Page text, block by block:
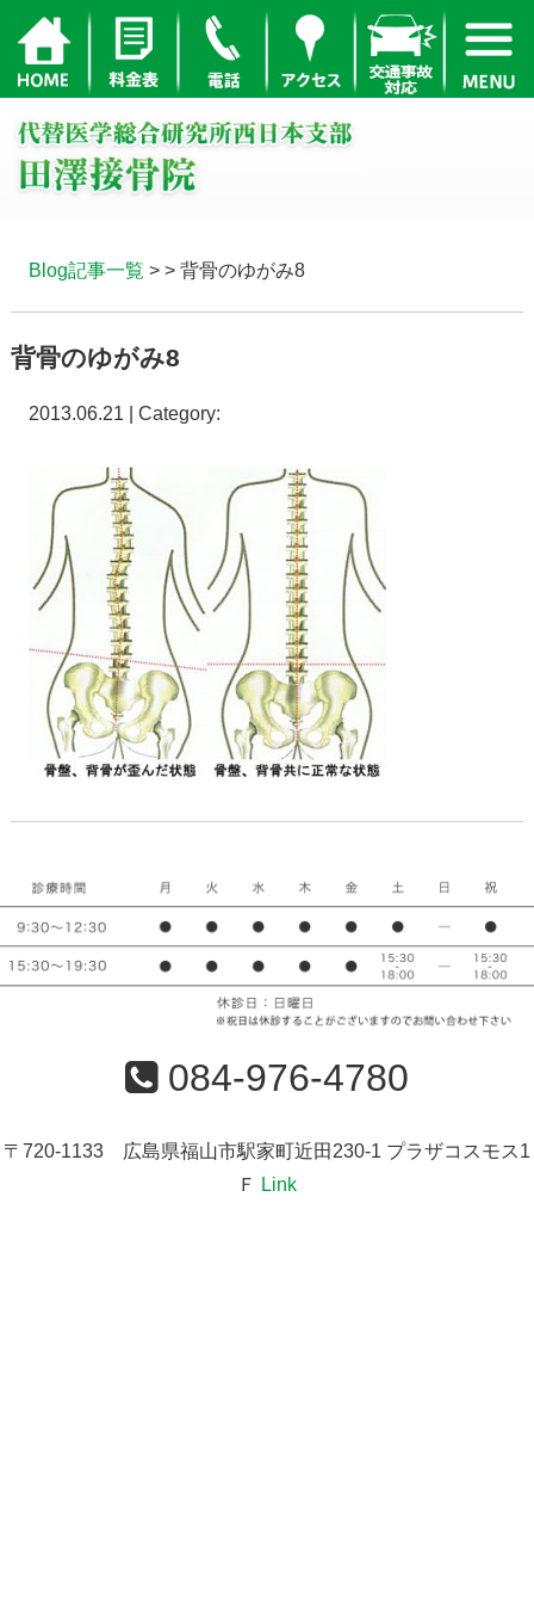
Blog記事一覧 > > 背骨のゆがみ8
背骨のゆがみ8
2013.06.21 | Category:
084-976-4780
〒720-1133 広島県福山市駅家町近田230-1 プラザコスモス1
Ｆ
Link